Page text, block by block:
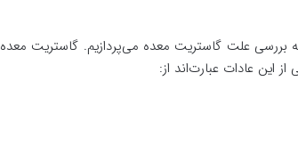
بررسی علت گاستریت معده می‌پردازیم. گاستریت معده
این عادات عبارت‌اند از: